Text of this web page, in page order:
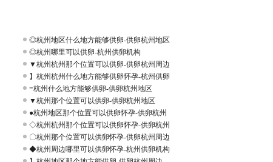
◎杭州地区什么地方能够供卵-供卵杭州地区
◎杭州哪里可以供卵-杭州供卵机构
▼杭州杭州那个位置可以供卵-供卵杭州周边
】杭州杭州什么地方能够供卵怀孕-杭州供卵
=杭州什么地方能够供卵-供卵杭州地区
▼杭州那个位置可以供卵-供卵杭州地区
●杭州地区那个位置可以供卵怀孕-供卵杭州
◇杭州杭州那个位置可以供卵怀孕-供卵杭州
〇杭州那个位置可以供卵怀孕-供卵杭州周边
◆杭州周边哪里可以供卵怀孕-杭州供卵机构